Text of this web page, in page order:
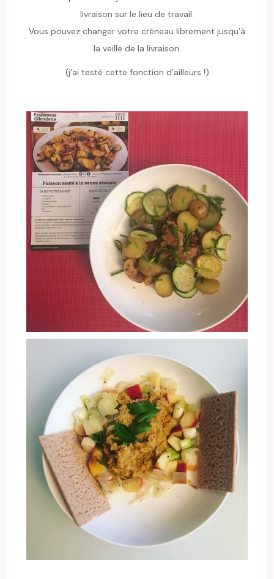
livraison sur le lieu de travail.
Vous pouvez changer votre créneau librement jusqu’à
la veille de la livraison.
(j’ai testé cette fonction d’ailleurs !)